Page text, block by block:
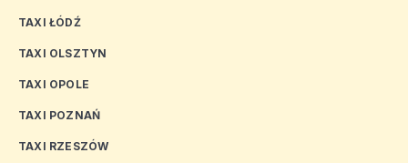
TAXI ŁÓDŹ
TAXI OLSZTYN
TAXI OPOLE
TAXI POZNAŃ
TAXI RZESZÓW